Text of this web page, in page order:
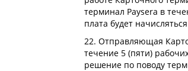
терминал Paysera в
плата будет
22. Отправляющая
течение 5 (пяти)
решение по поводу